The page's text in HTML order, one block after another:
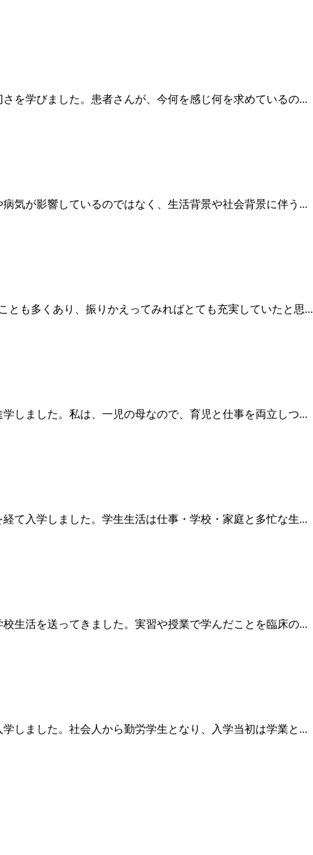
を学びました。患者さんが、今何を感じ何を求めているの...
気が影響しているのではなく、生活背景や社会背景に伴う...
とも多くあり、振りかえってみればとても充実していたと思...
しました。私は、一児の母なので、育児と仕事を両立しつ...
て入学しました。学生生活は仕事・学校・家庭と多忙な生...
生活を送ってきました。実習や授業で学んだことを臨床の...
しました。社会人から勤労学生となり、入学当初は学業と...